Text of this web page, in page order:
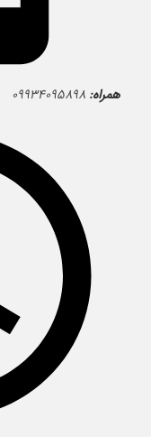
همراه: ۰۹۹۳۴۰۹۵۸۹۸